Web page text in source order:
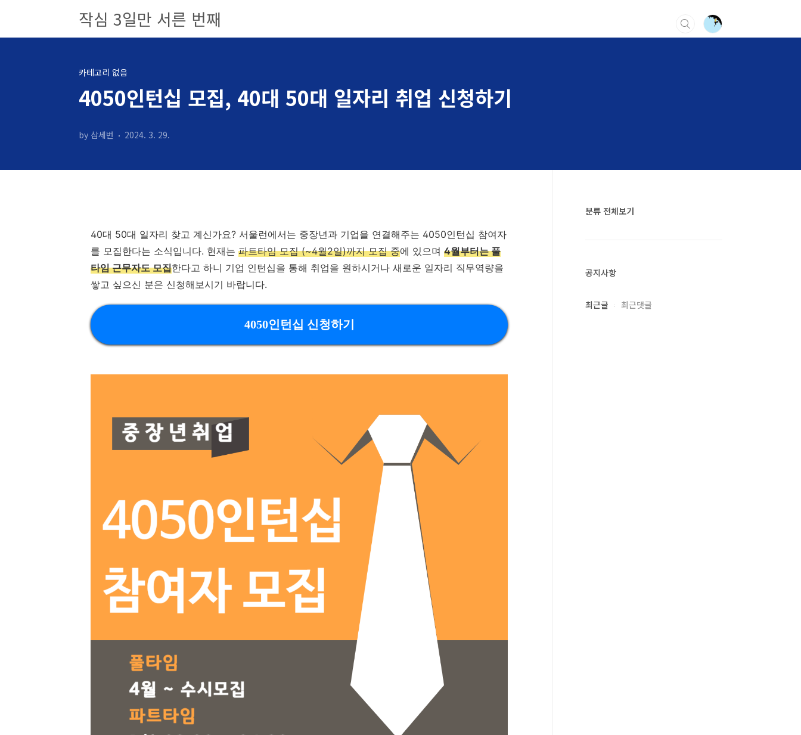
작심 3일만 서른 번째
카테고리 없음
4050인턴십 모집, 40대 50대 일자리 취업 신청하기
by 삼세번 2024. 3. 29.
40대 50대 일자리 찾고 계신가요? 서울런에서는 중장년과 기업을 연결해주는 4050인턴십 참여자
를 모집한다는 소식입니다. 현재는 파트타임 모집 (~4월2일)까지 모집 중에 있으며 4월부터는 풀
타임 근무자도 모집한다고 하니 기업 인턴십을 통해 취업을 원하시거나 새로운 일자리 직무역량을
쌓고 싶으신 분은 신청해보시기 바랍니다.
4050인턴십 신청하기
분류 전체보기
공지사항
최근글 최근댓글